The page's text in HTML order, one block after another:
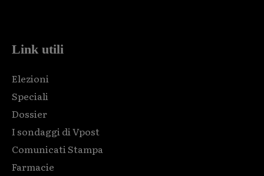
Link utili
Elezioni
Speciali
Dossier
I sondaggi di Vpost
Comunicati Stampa
Farmacie